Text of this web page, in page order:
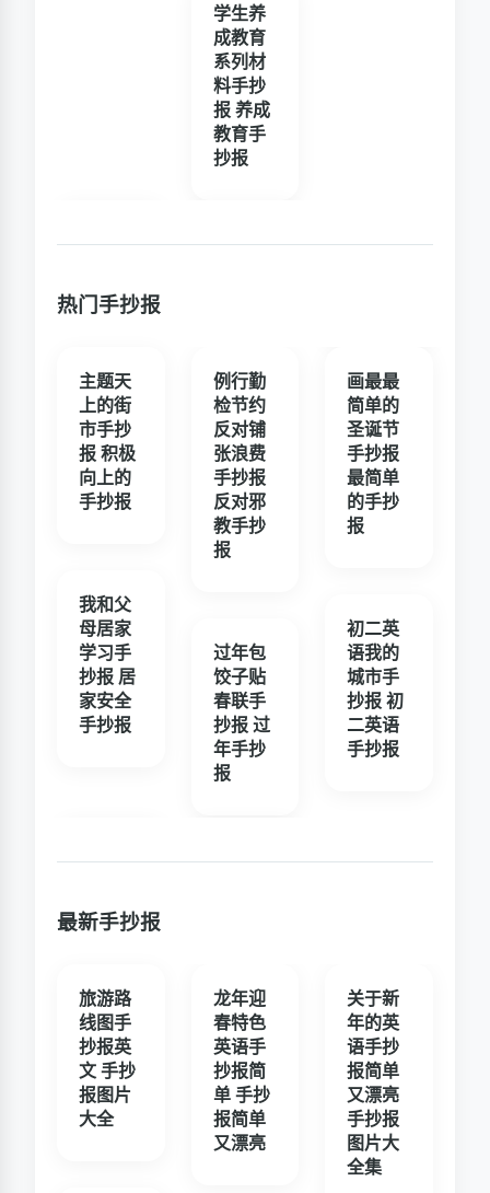
学生养
成教育
系列材
料手抄
报 养成
教育手
抄报
热门手抄报
主题天
上的街
市手抄
报 积极
向上的
手抄报
我和父
母居家
学习手
抄报 居
家安全
手抄报
例行勤
检节约
反对铺
张浪费
手抄报
反对邪
教手抄
报
过年包
饺子贴
春联手
抄报 过
年手抄
报
画最最
简单的
圣诞节
手抄报
最简单
的手抄
报
初二英
语我的
城市手
抄报 初
二英语
手抄报
最新手抄报
旅游路
线图手
抄报英
文 手抄
报图片
大全
龙年迎
春特色
英语手
抄报简
单 手抄
报简单
又漂亮
关于新
年的英
语手抄
报简单
又漂亮
手抄报
图片大
全集